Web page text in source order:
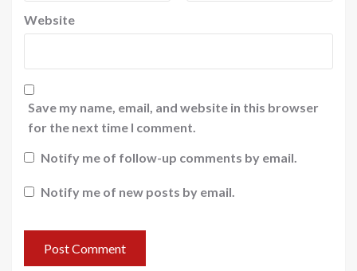
Website
Save my name, email, and website in this browser
for the next time I comment.
Notify me of follow-up comments by email.
Notify me of new posts by email.